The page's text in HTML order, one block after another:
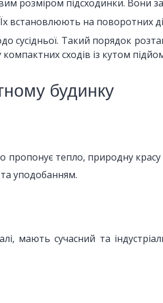
розміром підсходинки. Вони
встановлюють на поворотних
сусідньої. Такий порядок
сходів із кутом
будинку
пропонує тепло, природну
уподобанням.
мають сучасний та